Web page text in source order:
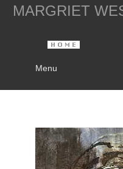
MARGRIET
Menu